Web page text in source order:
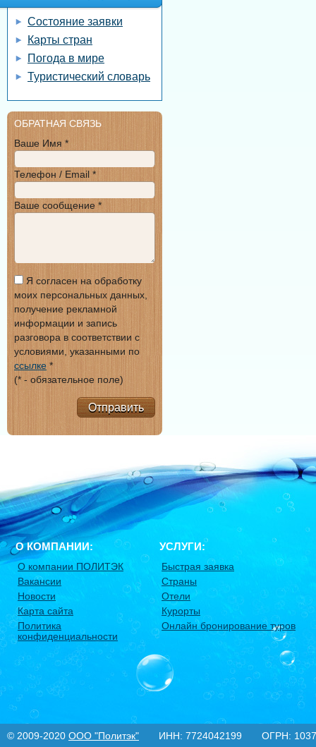
Состояние заявки
Карты стран
Погода в мире
Туристический словарь
ОБРАТНАЯ СВЯЗЬ
Ваше Имя *
Телефон / Email *
Ваше сообщение *
Я согласен на обработку
моих персональных данных,
получение рекламной
информации и запись
разговора в соответствии с
условиями, указанными по
ссылке *
(* - обязательное поле)
Отправить
О КОМПАНИИ:
О компании ПОЛИТЭК
Вакансии
Новости
Карта сайта
Политика
конфиденциальности
УСЛУГИ:
Быстрая заявка
Страны
Отели
Курорты
Онлайн бронирование туров
© 2009-2020 ООО "Политэк" ИНН: 7724042199 ОГРН: